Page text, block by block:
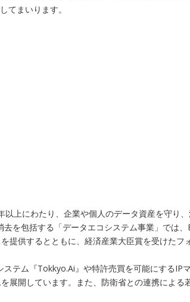
てまいります。
上にわたり、企業や個人のデータ資産を守
を包括する「データエコシステム事業」では
提供するとともに、経済産業大臣賞を受けた
テム『Tokkyo.Ai』や特許売買を可能にするIP
展開しています。また、防衛省との連携によ